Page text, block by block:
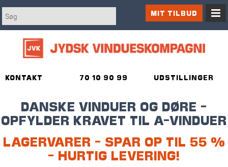
KONTAKT UDSTILLINGER
70 10 90 99
DANSKE VINDUER OG DØRE -
OPFYLDER KRAVET TIL A-VINDUER
LAGERVARER - SPAR OP TIL 55 %
- HURTIG LEVERING!
MIT TILBUD